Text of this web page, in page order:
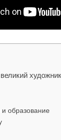
образование